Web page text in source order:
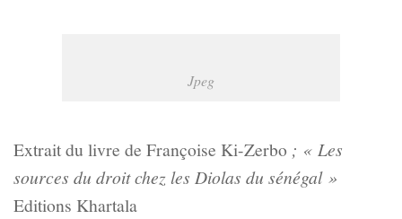
Jpeg
Extrait du livre de Françoise Ki-Zerbo ; « Les
sources du droit chez les Diolas du sénégal »
Editions Khartala